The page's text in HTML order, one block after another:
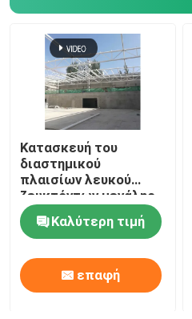
Κατασκευή του
διαστημικού
πλαισίων λευκού
ζευκτόντων μεγάλης
έκτασης ικανότητας
ζευκτόντων
κάμπτοντας
Καλύτερη τιμή
επαφή